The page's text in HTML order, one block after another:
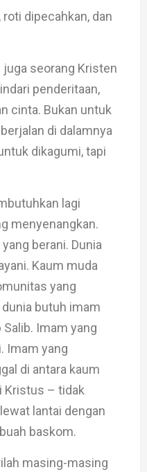
roti dipecahkan, dan
seorang Kristen
penderitaan,
cinta. Bukan untuk
di dalamnya
dikagumi, tapi
lagi
menyenangkan.
berani. Dunia
Kaum muda
yang
butuh imam
Imam yang
Imam yang
di antara kaum
Kristus – tidak
lantai dengan
baskom.
masing-masing